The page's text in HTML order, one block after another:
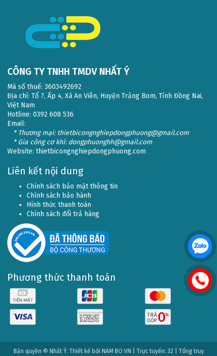
CÔNG TY TNHH TMDV NHẤT Ý
Mã số thuế: 3603492692
Địa chỉ: Tổ 7, Ấp 4, Xã An Viễn, Huyện Trảng Bom, Tỉnh Đồng Nai,
Việt Nam
Hotline: 0392 608 536
Email:
* Thương mại: thietbicongnghiepdongphuong@gmail.com
* Gia công cơ khí: dongphuonghh@gmail.com
Website: thietbicongnghiepdongphuong.com
Liên kết nội dung
Chính sách bảo mật thông tin
Chính sách bảo hành
Hình thức thanh toán
Chính sách đổi trả hàng
Phương thức thanh toán
Bản quyền © Nhất Ý. Thiết kế bởi NAM BO VN | Trực tuyến: 32 | Tổng truy